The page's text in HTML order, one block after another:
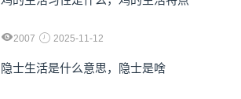
2007 2025-11-12
隐士生活是什么意思，隐士是啥